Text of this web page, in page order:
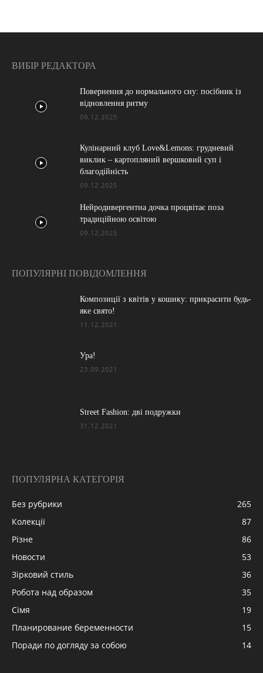
ВИБІР РЕДАКТОРА
Повернення до нормального сну: посібник із
відновлення ритму
09.12.2025
Кулінарний клуб Love&Lemons: грудневий
виклик – картопляний вершковий суп і
благодійність
09.12.2025
Нейродивергентна дочка процвітає поза
традиційною освітою
09.12.2025
ПОПУЛЯРНІ ПОВІДОМЛЕННЯ
Композиції з квітів у кошику: прикрасити будь-
яке свято!
11.12.2021
Ура!
23.09.2021
Street Fashion: дві подружки
31.12.2021
ПОПУЛЯРНА КАТЕГОРІЯ
Без рубрики
265
Колекції
87
Різне
86
Новости
53
Зірковий стиль
36
Робота над образом
35
Сімя
19
Планирование беременности
15
Поради по догляду за собою
14